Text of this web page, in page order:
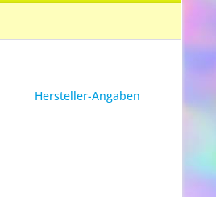
Hersteller-Angaben